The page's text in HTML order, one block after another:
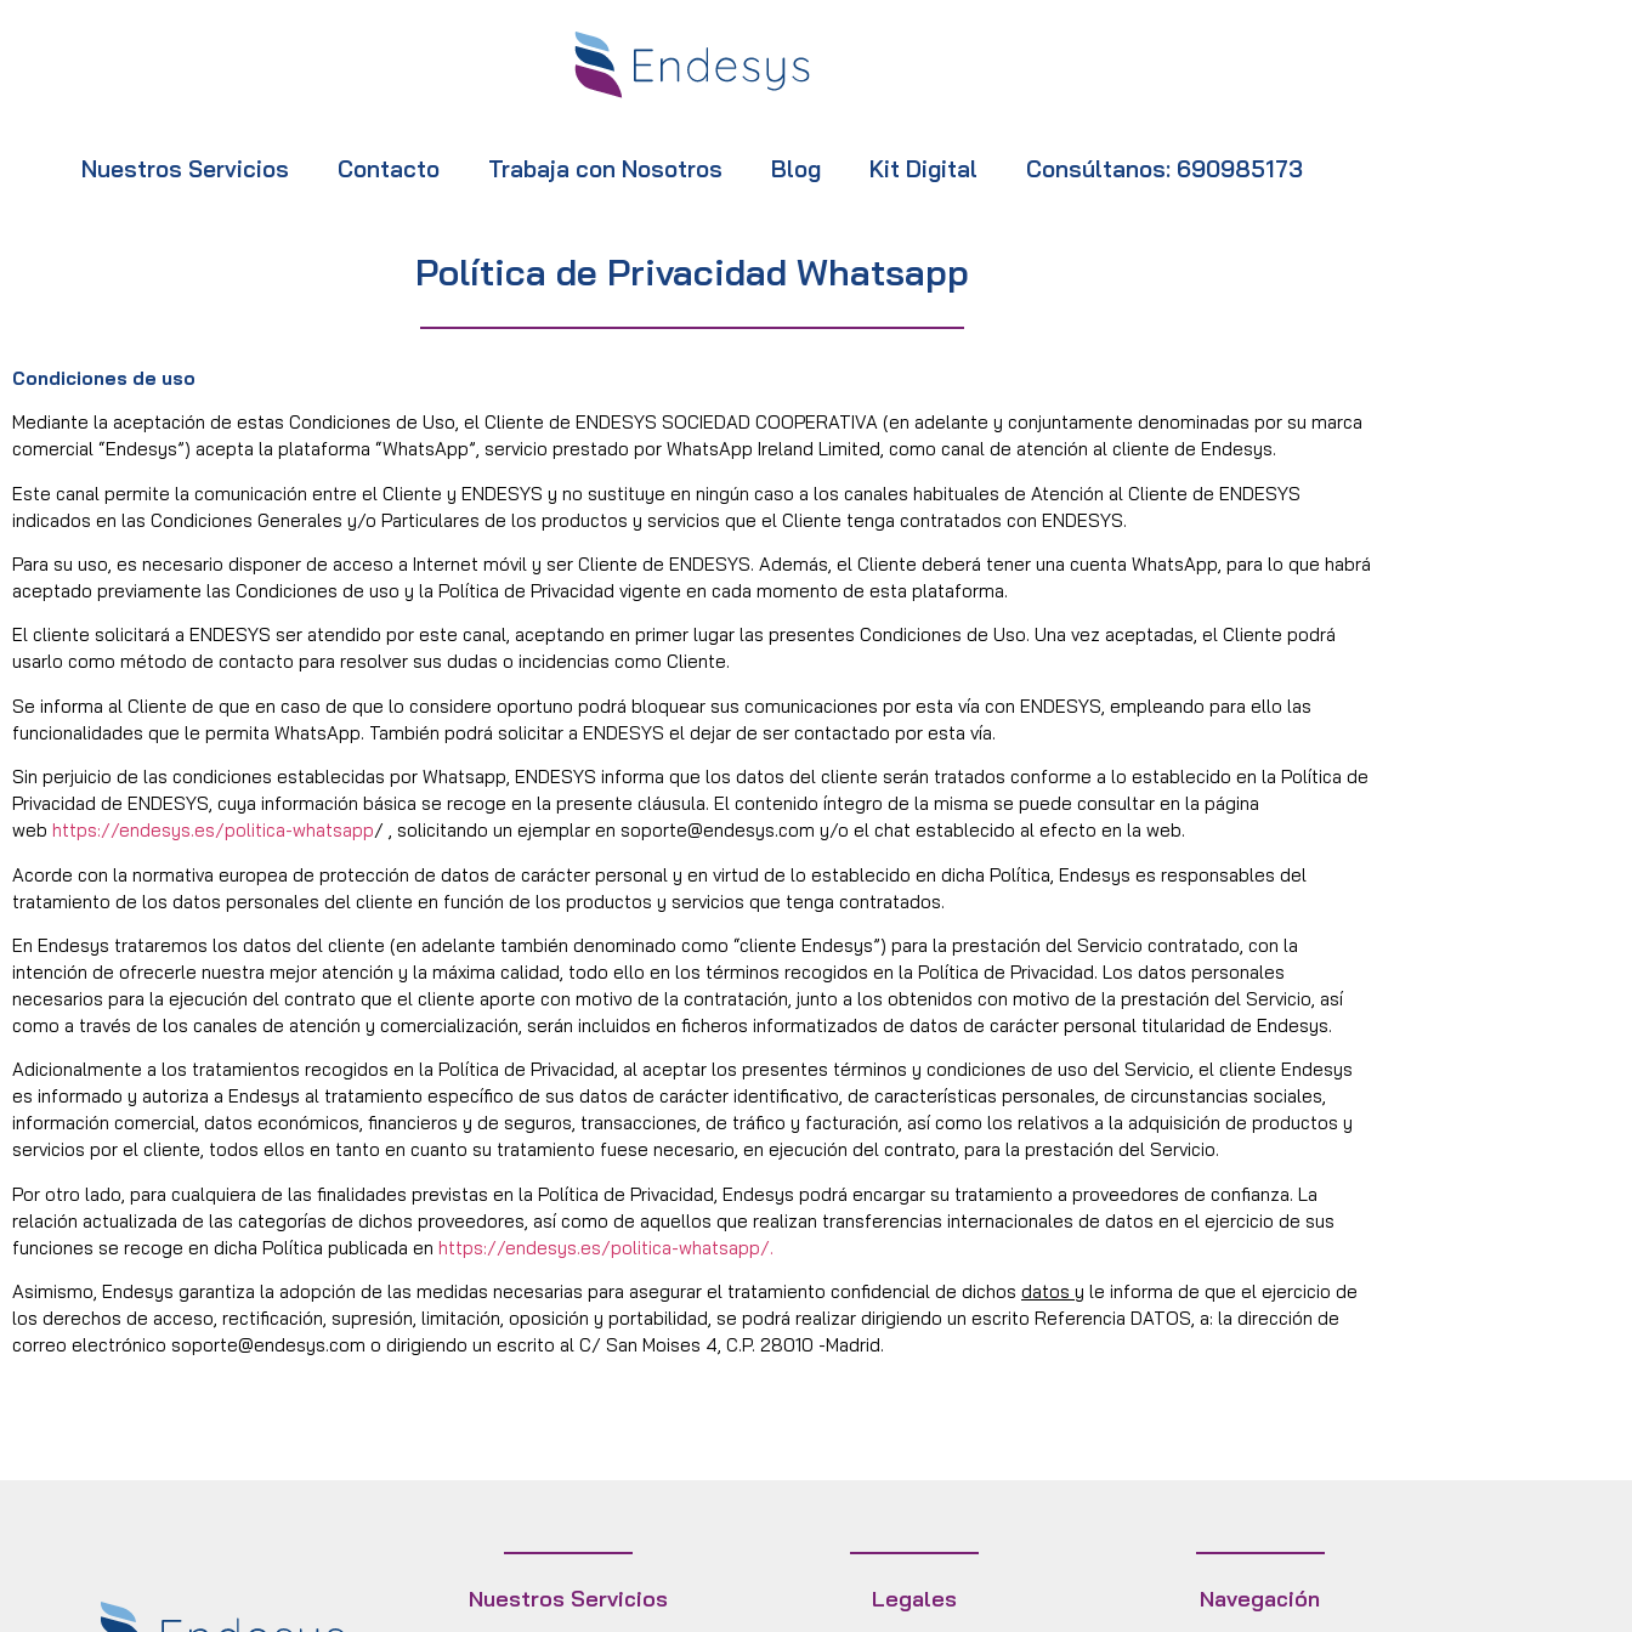
Nuestros Servicios Contacto Trabaja con Nosotros Blog Kit Digital Consúltanos: 690985173
Política de Privacidad Whatsapp
Condiciones de uso
Mediante la aceptación de estas Condiciones de Uso, el Cliente de ENDESYS SOCIEDAD COOPERATIVA (en adelante y conjuntamente denominadas por su marca
comercial “Endesys”) acepta la plataforma “WhatsApp”, servicio prestado por WhatsApp Ireland Limited, como canal de atención al cliente de Endesys.
Este canal permite la comunicación entre el Cliente y ENDESYS y no sustituye en ningún caso a los canales habituales de Atención al Cliente de ENDESYS
indicados en las Condiciones Generales y/o Particulares de los productos y servicios que el Cliente tenga contratados con ENDESYS.
Para su uso, es necesario disponer de acceso a Internet móvil y ser Cliente de ENDESYS. Además, el Cliente deberá tener una cuenta WhatsApp, para lo que habrá
aceptado previamente las Condiciones de uso y la Política de Privacidad vigente en cada momento de esta plataforma.
El cliente solicitará a ENDESYS ser atendido por este canal, aceptando en primer lugar las presentes Condiciones de Uso. Una vez aceptadas, el Cliente podrá
usarlo como método de contacto para resolver sus dudas o incidencias como Cliente.
Se informa al Cliente de que en caso de que lo considere oportuno podrá bloquear sus comunicaciones por esta vía con ENDESYS, empleando para ello las
funcionalidades que le permita WhatsApp. También podrá solicitar a ENDESYS el dejar de ser contactado por esta vía.
Sin perjuicio de las condiciones establecidas por Whatsapp, ENDESYS informa que los datos del cliente serán tratados conforme a lo establecido en la Política de
Privacidad de ENDESYS, cuya información básica se recoge en la presente cláusula. El contenido íntegro de la misma se puede consultar en la página
web https://endesys.es/politica-whatsapp/ , solicitando un ejemplar en soporte@endesys.com y/o el chat establecido al efecto en la web.
Acorde con la normativa europea de protección de datos de carácter personal y en virtud de lo establecido en dicha Política, Endesys es responsables del
tratamiento de los datos personales del cliente en función de los productos y servicios que tenga contratados.
En Endesys trataremos los datos del cliente (en adelante también denominado como “cliente Endesys”) para la prestación del Servicio contratado, con la
intención de ofrecerle nuestra mejor atención y la máxima calidad, todo ello en los términos recogidos en la Política de Privacidad. Los datos personales
necesarios para la ejecución del contrato que el cliente aporte con motivo de la contratación, junto a los obtenidos con motivo de la prestación del Servicio, así
como a través de los canales de atención y comercialización, serán incluidos en ficheros informatizados de datos de carácter personal titularidad de Endesys.
Adicionalmente a los tratamientos recogidos en la Política de Privacidad, al aceptar los presentes términos y condiciones de uso del Servicio, el cliente Endesys
es informado y autoriza a Endesys al tratamiento específico de sus datos de carácter identificativo, de características personales, de circunstancias sociales,
información comercial, datos económicos, financieros y de seguros, transacciones, de tráfico y facturación, así como los relativos a la adquisición de productos y
servicios por el cliente, todos ellos en tanto en cuanto su tratamiento fuese necesario, en ejecución del contrato, para la prestación del Servicio.
Por otro lado, para cualquiera de las finalidades previstas en la Política de Privacidad, Endesys podrá encargar su tratamiento a proveedores de confianza. La
relación actualizada de las categorías de dichos proveedores, así como de aquellos que realizan transferencias internacionales de datos en el ejercicio de sus
funciones se recoge en dicha Política publicada en https://endesys.es/politica-whatsapp/.
Asimismo, Endesys garantiza la adopción de las medidas necesarias para asegurar el tratamiento confidencial de dichos datos y le informa de que el ejercicio de
los derechos de acceso, rectificación, supresión, limitación, oposición y portabilidad, se podrá realizar dirigiendo un escrito Referencia DATOS, a: la dirección de
correo electrónico soporte@endesys.com o dirigiendo un escrito al C/ San Moises 4, C.P. 28010 -Madrid.
Nuestros Servicios Legales Navegación